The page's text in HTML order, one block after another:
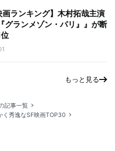
画ランキング】木村拓哉主演
グランメゾン・パリ』』が断
位
もっと見る
記事一覧
く秀逸なSF映画TOP30